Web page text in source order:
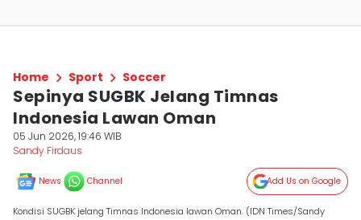
Home Sport Soccer
Sepinya SUGBK Jelang Timnas
Indonesia Lawan Oman
05 Jun 2026, 19:46 WIB
Sandy Firdaus
News Channel Add Us on Google
Kondisi SUGBK jelang Timnas Indonesia lawan Oman. (IDN Times/Sandy